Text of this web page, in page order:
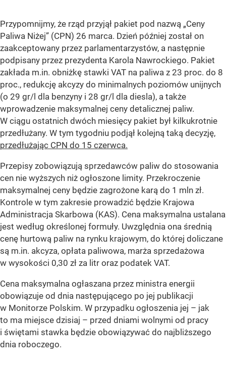
Przypomnijmy, że rząd przyjął pakiet pod nazwą „Ceny
Paliwa Niżej” (CPN) 26 marca. Dzień później został on
zaakceptowany przez parlamentarzystów, a następnie
podpisany przez prezydenta Karola Nawrockiego. Pakiet
zakłada m.in. obniżkę stawki VAT na paliwa z 23 proc. do 8
proc., redukcję akcyzy do minimalnych poziomów unijnych
(o 29 gr/l dla benzyny i 28 gr/l dla diesla), a także
wprowadzenie maksymalnej ceny detalicznej paliw.
W ciągu ostatnich dwóch miesięcy pakiet był kilkukrotnie
przedłużany. W tym tygodniu podjął kolejną taką decyzję,
przedłużając CPN do 15 czerwca.
Przepisy zobowiązują sprzedawców paliw do stosowania
cen nie wyższych niż ogłoszone limity. Przekroczenie
maksymalnej ceny będzie zagrożone karą do 1 mln zł.
Kontrole w tym zakresie prowadzić będzie Krajowa
Administracja Skarbowa (KAS). Cena maksymalna ustalana
jest według określonej formuły. Uwzględnia ona średnią
cenę hurtową paliw na rynku krajowym, do której doliczane
są m.in. akcyza, opłata paliwowa, marża sprzedażowa
w wysokości 0,30 zł za litr oraz podatek VAT.
Cena maksymalna ogłaszana przez ministra energii
obowiązuje od dnia następującego po jej publikacji
w Monitorze Polskim. W przypadku ogłoszenia jej – jak
to ma miejsce dzisiaj – przed dniami wolnymi od pracy
i świętami stawka będzie obowiązywać do najbliższego
dnia roboczego.